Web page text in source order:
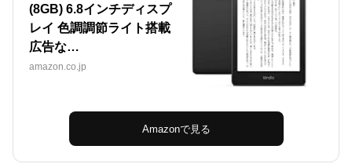
(8GB) 6.8インチディスプ
レイ 色調調節ライト搭載
広告な…
amazon.co.jp
Amazonで見る